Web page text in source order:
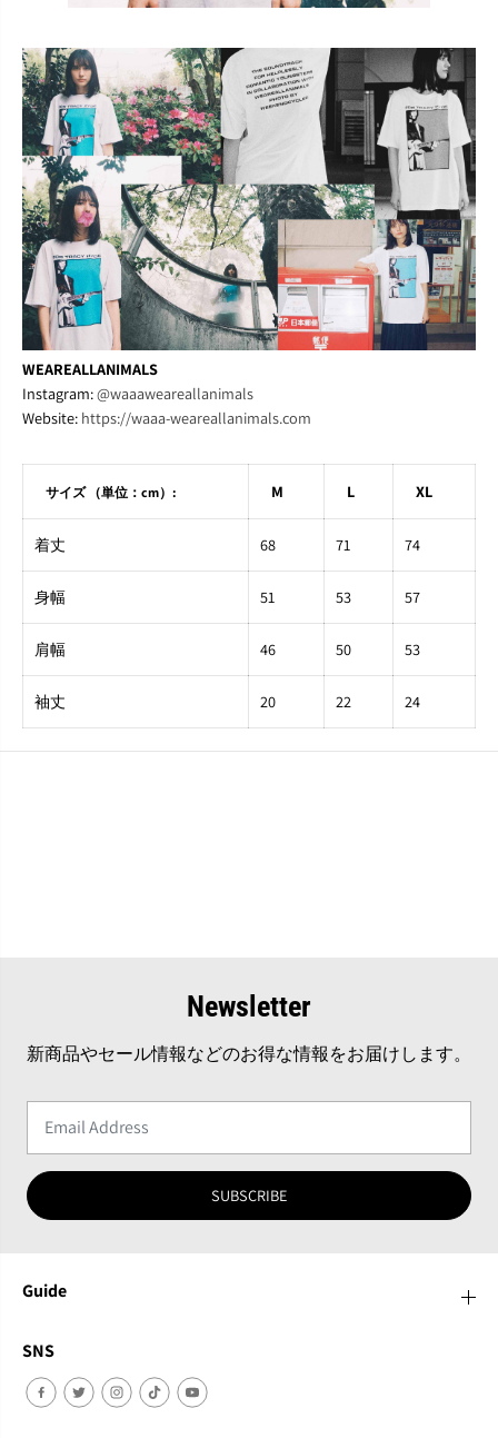
WEAREALLANIMALS
Instagram:@waaaweareallanimals
Website: https://waaa-weareallanimals.com
サイズ （単位：cm）: M L XL
着丈 68 71 74
身幅 51 53 57
肩幅 46 50 53
袖丈 20 22 24
Newsletter
新商品やセール情報などのお得な情報をお届けします。
SUBSCRIBE
Guide
SNS